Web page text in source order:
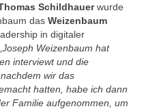
Schildhauerwurde
das Weizenbaum
in digitaler
Joseph Weizenbaum hat
interviewt und die
wir das
hatten, habe ich dann
Familie aufgenommen, um